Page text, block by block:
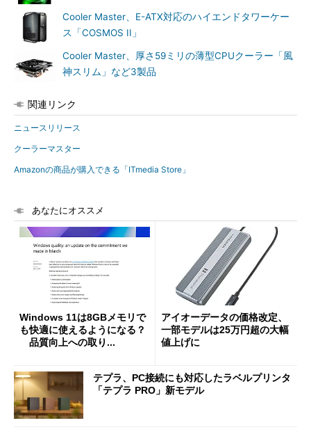
Cooler Master、E-ATX対応のハイエンドタワーケー
ス「COSMOS II」
Cooler Master、厚さ59ミリの薄型CPUクーラー「風
神スリム」など3製品
関連リンク
ニュースリリース
クーラーマスター
Amazonの商品が購入できる「ITmedia Store」
あなたにオススメ
Windows 11は8GBメモリで
も快適に使えるようになる？
品質向上への取り...
アイオーデータの価格改定、
一部モデルは25万円超の大幅
値上げに
テプラ、PC接続にも対応したラベルプリンタ
「テプラ PRO」新モデル